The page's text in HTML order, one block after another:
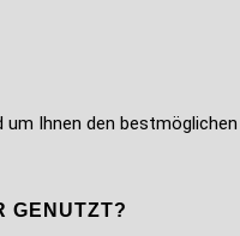
Ihnen den
GENUTZT?